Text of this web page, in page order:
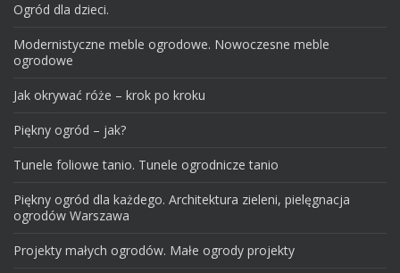
Ogród dla dzieci.
Modernistyczne meble ogrodowe. Nowoczesne meble
ogrodowe
Jak okrywać róże – krok po kroku
Piękny ogród – jak?
Tunele foliowe tanio. Tunele ogrodnicze tanio
Piękny ogród dla każdego. Architektura zieleni, pielęgnacja
ogrodów Warszawa
Projekty małych ogrodów. Małe ogrody projekty